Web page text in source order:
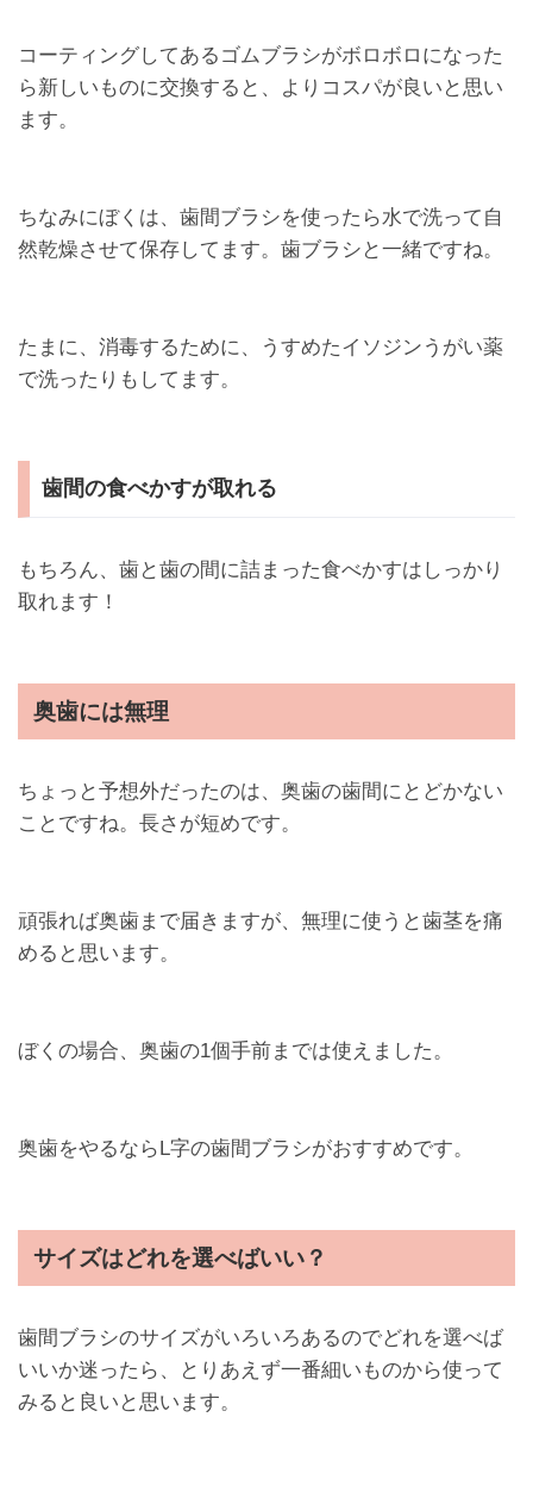
コーティングしてあるゴムブラシがボロボロになった
ら新しいものに交換すると、よりコスパが良いと思い
ます。
ちなみにぼくは、歯間ブラシを使ったら水で洗って自
然乾燥させて保存してます。歯ブラシと一緒ですね。
たまに、消毒するために、うすめたイソジンうがい薬
で洗ったりもしてます。
歯間の食べかすが取れる
もちろん、歯と歯の間に詰まった食べかすはしっかり
取れます！
奥歯には無理
ちょっと予想外だったのは、奥歯の歯間にとどかない
ことですね。長さが短めです。
頑張れば奥歯まで届きますが、無理に使うと歯茎を痛
めると思います。
ぼくの場合、奥歯の1個手前までは使えました。
奥歯をやるならL字の歯間ブラシがおすすめです。
サイズはどれを選べばいい？
歯間ブラシのサイズがいろいろあるのでどれを選べば
いいか迷ったら、とりあえず一番細いものから使って
みると良いと思います。